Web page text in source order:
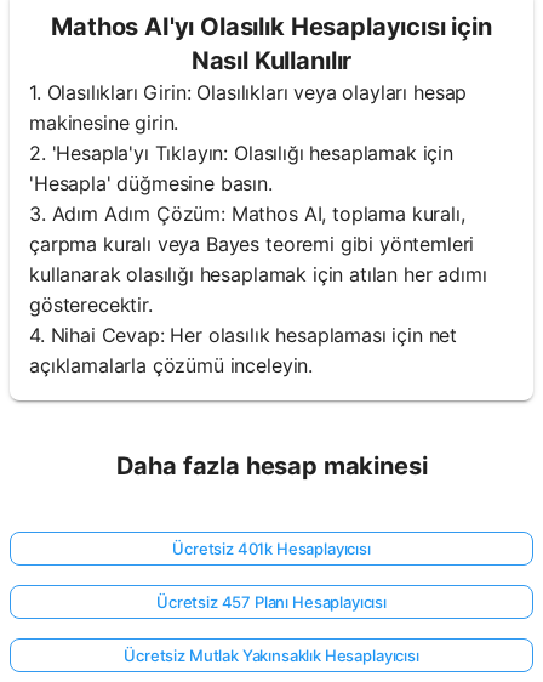
Mathos AI'yı Olasılık Hesaplayıcısı için
Nasıl Kullanılır
1. Olasılıkları Girin: Olasılıkları veya olayları hesap
makinesine girin.
2. 'Hesapla'yı Tıklayın: Olasılığı hesaplamak için
'Hesapla' düğmesine basın.
3. Adım Adım Çözüm: Mathos AI, toplama kuralı,
çarpma kuralı veya Bayes teoremi gibi yöntemleri
kullanarak olasılığı hesaplamak için atılan her adımı
gösterecektir.
4. Nihai Cevap: Her olasılık hesaplaması için net
açıklamalarla çözümü inceleyin.
Daha fazla hesap makinesi
Ücretsiz 401k Hesaplayıcısı
Ücretsiz 457 Planı Hesaplayıcısı
Ücretsiz Mutlak Yakınsaklık Hesaplayıcısı